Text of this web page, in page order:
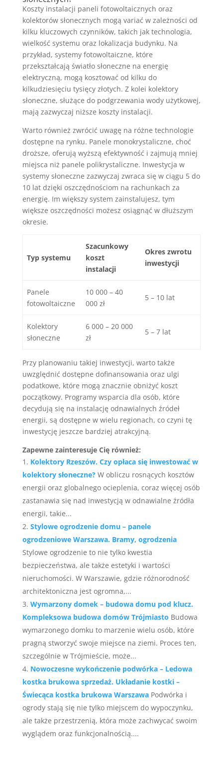
Koszty instalacji paneli fotowoltaicznych oraz
kolektorów słonecznych mogą variać w zależności od
kilku kluczowych czynników, takich jak technologia,
wielkość systemu oraz lokalizacja budynku. Na
przykład, systemy fotowoltaiczne, które
przekształcają światło słoneczne na energię
elektryczną, mogą kosztować od kilku do
kilkudziesięciu tysięcy złotych. Z kolei kolektory
słoneczne, służące do podgrzewania wody użytkowej,
mają zazwyczaj niższe koszty instalacji.
Warto również zwrócić uwagę na różne technologie
dostępne na rynku. Panele monokrystaliczne, choć
droższe, oferują wyższą efektywność i zajmują mniej
miejsca niż panele polikrystaliczne. Inwestycja w
systemy słoneczne zazwyczaj zwraca się w ciągu 5 do
10 lat dzięki oszczędnościom na rachunkach za
energię. Im większy system zainstalujesz, tym
większe oszczędności możesz osiągnąć w dłuższym
okresie.
Typ systemu
Szacunkowy
koszt
instalacji
Okres zwrotu
inwestycji
Panele
fotowoltaiczne
10 000 – 40
000 zł
5 – 10 lat
Kolektory
słoneczne
6 000 – 20 000
zł
5 – 7 lat
Przy planowaniu takiej inwestycji, warto także
uwzględnić dostępne dofinansowania oraz ulgi
podatkowe, które mogą znacznie obniżyć koszt
początkowy. Programy wsparcia dla osób, które
decydują się na instalację odnawialnych źródeł
energii, są dostępne w wielu regionach, co czyni tę
inwestycję jeszcze bardziej atrakcyjną.
Zapewne zainteresuje Cię również:
Kolektory Rzeszów. Czy opłaca się inwestować w
kolektory słoneczne? W obliczu rosnących kosztów
energii oraz globalnego ocieplenia, coraz więcej osób
zastanawia się nad inwestycją w odnawialne źródła
energii, takie...
Stylowe ogrodzenie domu – panele
ogrodzeniowe Warszawa. Bramy, ogrodzenia
Stylowe ogrodzenie to nie tylko kwestia
bezpieczeństwa, ale także estetyki i wartości
nieruchomości. W Warszawie, gdzie różnorodność
architektoniczna jest ogromna,...
Wymarzony domek – budowa domu pod klucz.
Kompleksowa budowa domów Trójmiasto Budowa
wymarzonego domku to marzenie wielu osób, które
pragną stworzyć swoje miejsce na ziemi. Proces ten,
szczególnie w Trójmieście, może...
Nowoczesne wykończenie podwórka – Ledowa
kostka brukowa sprzedaż. Układanie kostki –
Świecąca kostka brukowa Warszawa Podwórka i
ogrody stają się nie tylko miejscem do wypoczynku,
ale także przestrzenią, która może zachwycać swoim
wyglądem oraz funkcjonalnością....